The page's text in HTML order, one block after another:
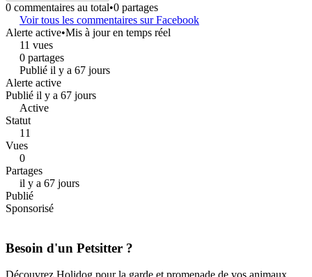
0 commentaires au total•0 partages
Voir tous les commentaires sur Facebook
Alerte active•Mis à jour en temps réel
11 vues
0 partages
Publié il y a 67 jours
Alerte active
Publié il y a 67 jours
Active
Statut
11
Vues
0
Partages
il y a 67 jours
Publié
Sponsorisé
Besoin d'un Petsitter ?